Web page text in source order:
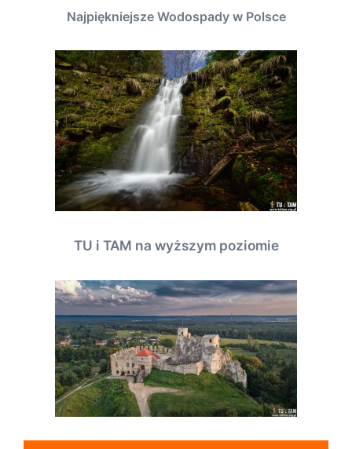
Najpiękniejsze Wodospady w Polsce
TU i TAM na wyższym poziomie